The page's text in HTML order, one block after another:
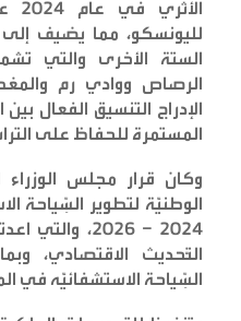
لليونسكو، مما يضيف إلى
الستة الأخرى والتي
الرصاص ووادي رم
الإدراج التنسيق الفعال
المستمرة للحفاظ على
وكان قرار مجلس الوزراء
الوطنيَّة لتطوير السِّياحة
2024 – 2026،
التَّحديث الاقتصادي،
السِّياحة الاستشفائيَّه في